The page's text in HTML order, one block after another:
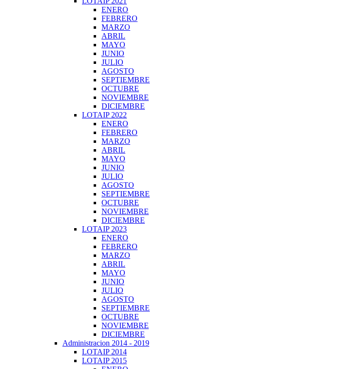
ENERO
FEBRERO
MARZO
ABRIL
MAYO
JUNIO
JULIO
AGOSTO
SEPTIEMBRE
OCTUBRE
NOVIEMBRE
DICIEMBRE
LOTAIP 2022
ENERO
FEBRERO
MARZO
ABRIL
MAYO
JUNIO
JULIO
AGOSTO
SEPTIEMBRE
OCTUBRE
NOVIEMBRE
DICIEMBRE
LOTAIP 2023
ENERO
FEBRERO
MARZO
ABRIL
MAYO
JUNIO
JULIO
AGOSTO
SEPTIEMBRE
OCTUBRE
NOVIEMBRE
DICIEMBRE
Administracion 2014 - 2019
LOTAIP 2014
LOTAIP 2015